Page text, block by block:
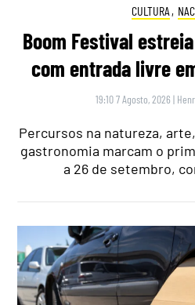
CULTURA ,
Boom Festival
com entrada livre
19:10 7 Agosto, 2026 |
Percursos na natureza,
gastronomia marcam o
a 26 de setembro,